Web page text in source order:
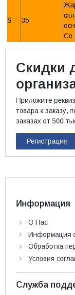
S 35
Со
Скидки
Приложите
товара к заказу,
заказах от 500
Регистрация
Информация
О Нас
Информация
Обработка
Условия
Служба